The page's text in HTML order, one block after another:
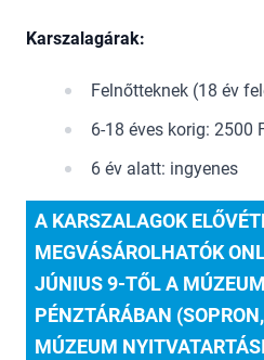
Karszalagárak:
Felnőtteknek (18 év
6-18 éves korig: 2500
6 év alatt: ingyenes
A KARSZALAGOK
MEGVÁSÁROLHATÓK
JÚNIUS 9-TŐL A
PÉNZTÁRÁBAN
MÚZEUM